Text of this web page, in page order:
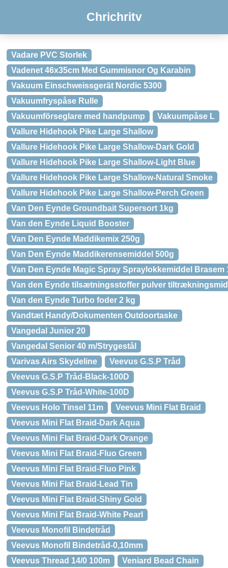
Chrichritv
Vadare PVC Storlek
Vadenet 46x35cm Med Gummisnor Og Karabin
Vakuum Einschweissgerät Nordic 5300
Vakuumfryspåse Rulle
Vakuumförseglare med handpump
Vakuumpåse L
Vallure Hidehook Pike Large Shallow
Vallure Hidehook Pike Large Shallow-Dark Gold
Vallure Hidehook Pike Large Shallow-Light Blue
Vallure Hidehook Pike Large Shallow-Natural Smoke
Vallure Hidehook Pike Large Shallow-Perch Green
Van Den Eynde Groundbait Supersort 1kg
Van den Eynde Liquid Booster
Van Den Eynde Maddikemix 250g
Van Den Eynde Maddikerensemiddel 500g
Van Den Eynde Magic Spray Spraylokkemiddel Brasem
Van den Eynde tilsætningsstoffer pulver
Van den Eynde Turbo foder 2 kg
Vandtæt Handy/Dokumenten Outdoortaske
Vangedal Junior 20
Vangedal Senior 40 m/Strygestål
Varivas Airs Skydeline
Veevus G.S.P Tråd
Veevus G.S.P Tråd-Black-100D
Veevus G.S.P Tråd-White-100D
Veevus Holo Tinsel 11m
Veevus Mini Flat Braid
Veevus Mini Flat Braid-Dark Aqua
Veevus Mini Flat Braid-Dark Orange
Veevus Mini Flat Braid-Fluo Green
Veevus Mini Flat Braid-Fluo Pink
Veevus Mini Flat Braid-Lead Tin
Veevus Mini Flat Braid-Shiny Gold
Veevus Mini Flat Braid-White Pearl
Veevus Monofil Bindetråd
Veevus Monofil Bindetråd-0,10mm
Veevus Thread 14/0 100m
Veniard Bead Chain